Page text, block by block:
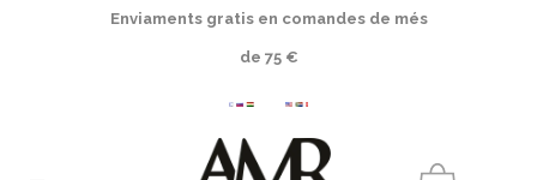
Enviaments gratis en comandes de més
de 75 €